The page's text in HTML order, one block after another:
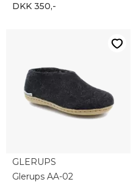
DKK 350,-
GLERUPS
Glerups AA-02